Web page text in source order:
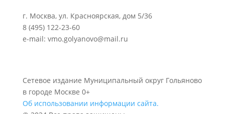
г. Москва, ул. Красноярская, дом 5/36
8 (495) 122-23-60
e-mail: vmo.golyanovo@mail.ru
Сетевое издание Муниципальный округ Гольяново
в городе Москве 0+
Об использовании информации сайта.